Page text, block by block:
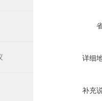
详细
补充